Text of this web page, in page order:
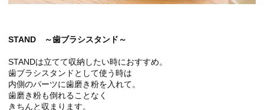
STAND ～歯ブラシスタンド～
STANDは立てて収納したい時におすすめ。
歯ブラシスタンドとして使う時は
内側のパーツに歯磨き粉を入れて。
歯磨き粉も倒れることなく
きちんと収まります。